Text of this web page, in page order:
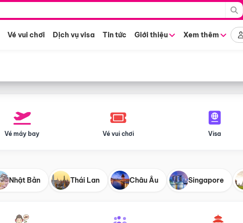
Vé vui chơi Dịch vụ visa Tin tức Giới thiệu Xem thêm
Vé máy bay Vé vui chơi Visa
Nhật Bản Thái Lan Châu Âu Singapore